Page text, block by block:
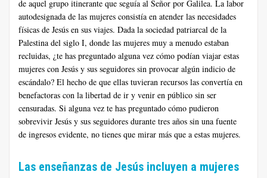
de aquel grupo itinerante que seguía al Señor por Galilea. La labor
autodesignada de las mujeres consistía en atender las necesidades
físicas de Jesús en sus viajes. Dada la sociedad patriarcal de la
Palestina del siglo I, donde las mujeres muy a menudo estaban
recluidas, ¿te has preguntado alguna vez cómo podían viajar estas
mujeres con Jesús y sus seguidores sin provocar algún indicio de
escándalo? El hecho de que ellas tuvieran recursos las convertía en
benefactoras con la libertad de ir y venir en público sin ser
censuradas. Si alguna vez te has preguntado cómo pudieron
sobrevivir Jesús y sus seguidores durante tres años sin una fuente
de ingresos evidente, no tienes que mirar más que a estas mujeres.
Las enseñanzas de Jesús incluyen a mujeres